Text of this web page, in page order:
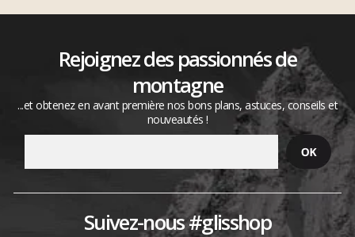
Rejoignez des passionnés de
montagne
...et obtenez en avant première nos bons plans, astuces, conseils et
nouveautés !
Suivez-nous #glisshop